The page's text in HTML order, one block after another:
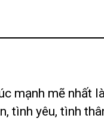
mạnh mẽ nhất
tình yêu, tình